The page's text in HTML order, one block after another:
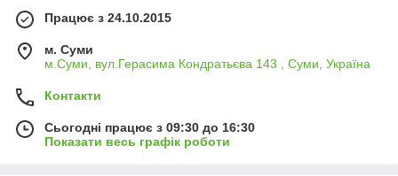
Працює з 24.10.2015
м. Суми
м.Суми, вул.Герасима Кондратьєва 143 , Суми, Україна
Контакти
Сьогодні працює з 09:30 до 16:30
Показати весь графік роботи